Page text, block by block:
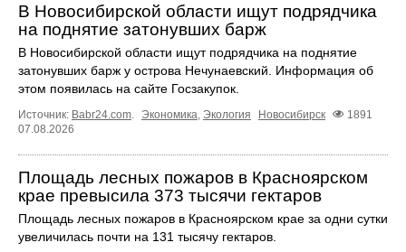
В Новосибирской области ищут подрядчика
на поднятие затонувших барж
В Новосибирской области ищут подрядчика на поднятие
затонувших барж у острова Нечунаевский. Информация об
этом появилась на сайте Госзакупок.
Источник: Babr24.com Экономика Экология Новосибирск
1891
07.08.2026
Площадь лесных пожаров в Красноярском
крае превысила 373 тысячи гектаров
Площадь лесных пожаров в Красноярском крае за одни сутки
увеличилась почти на 131 тысячу гектаров.